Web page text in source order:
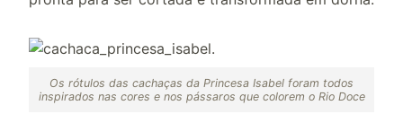
Os rótulos das cachaças da Princesa Isabel foram todos
inspirados nas cores e nos pássaros que colorem o Rio Doce